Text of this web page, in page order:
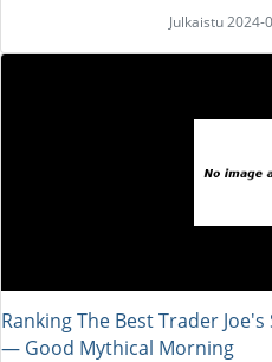
Julkaistu
Ranking The Best Trader Joe's
― Good Mythical Morning